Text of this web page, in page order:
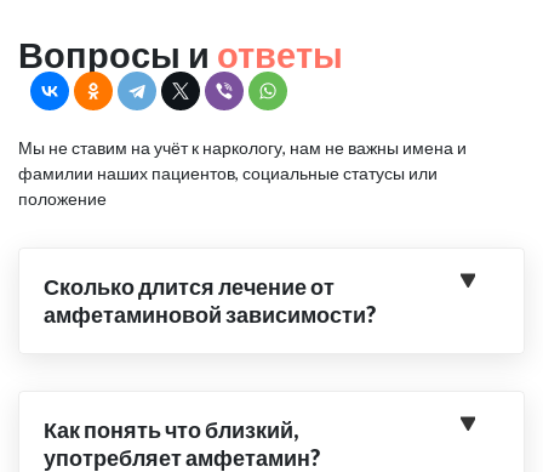
Вопросы и ответы
Мы не ставим на учёт к наркологу, нам не важны имена и
фамилии наших пациентов, социальные статусы или
положение
Сколько длится лечение от
амфетаминовой зависимости?
Как понять что близкий,
употребляет амфетамин?